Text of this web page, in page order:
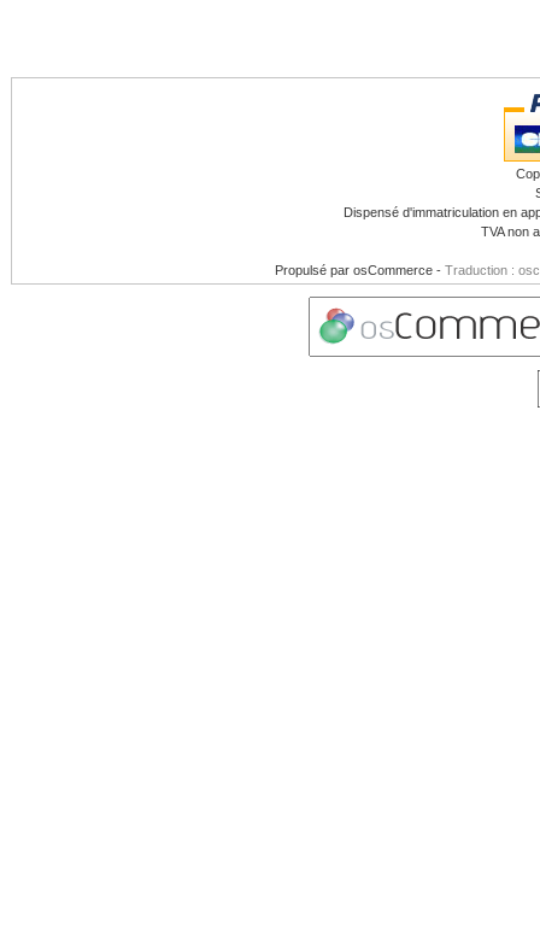
Dispensé d'immatriculation en
TVA non
Propulsé par osCommerce - Traduction :